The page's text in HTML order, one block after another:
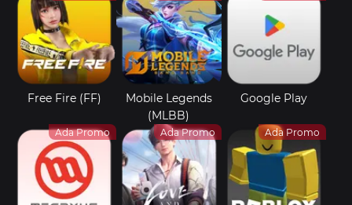
Free Fire (FF)
Mobile Legends
(MLBB)
Google Play
Ada Promo Ada Promo Ada Promo